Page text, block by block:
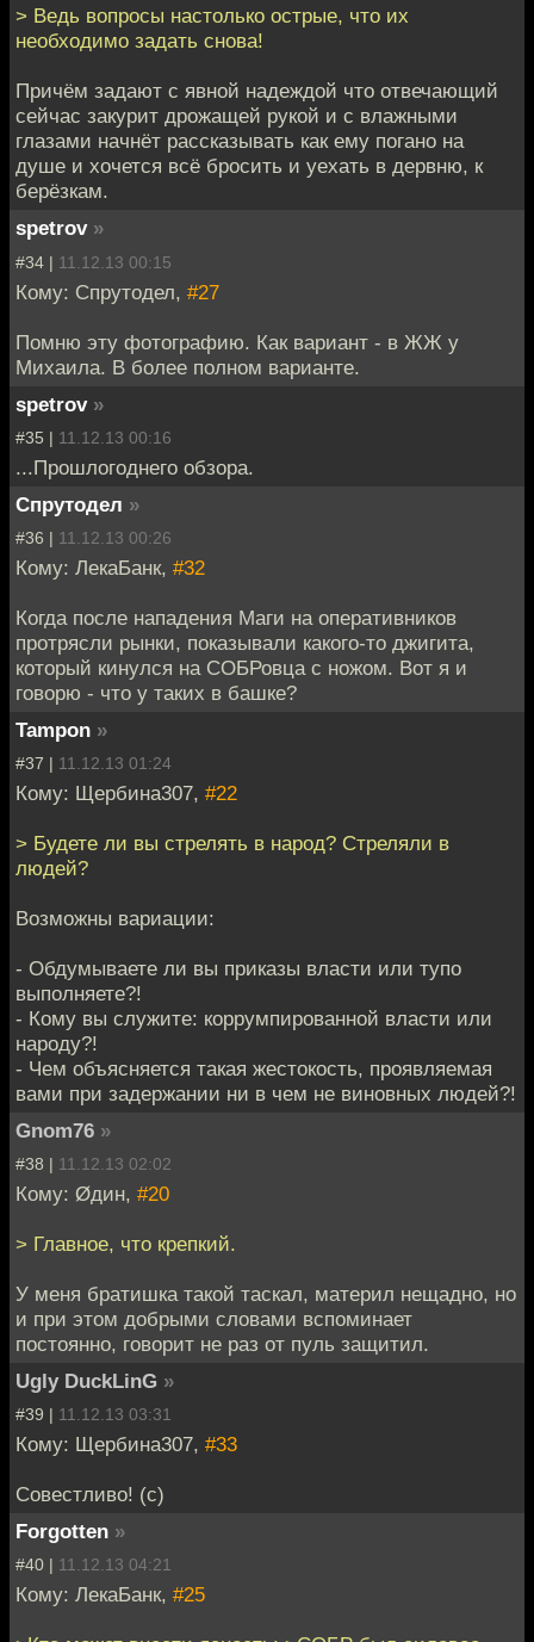
> Ведь вопросы настолько острые, что их
необходимо задать снова!
Причём задают с явной надеждой что отвечающий
сейчас закурит дрожащей рукой и с влажными
глазами начнёт рассказывать как ему погано на
душе и хочется всё бросить и уехать в дервню, к
берёзкам.
spetrov »
#34 | 11.12.13 00:15
Кому: Спрутодел, #27
Помню эту фотографию. Как вариант - в ЖЖ у
Михаила. В более полном варианте.
spetrov »
#35 | 11.12.13 00:16
...Прошлогоднего обзора.
Спрутодел »
#36 | 11.12.13 00:26
Кому: ЛекаБанк, #32
Когда после нападения Маги на оперативников
протрясли рынки, показывали какого-то джигита,
который кинулся на СОБРовца с ножом. Вот я и
говорю - что у таких в башке?
Tampon »
#37 | 11.12.13 01:24
Кому: Щербина307, #22
> Будете ли вы стрелять в народ? Стреляли в
людей?
Возможны вариации:
- Обдумываете ли вы приказы власти или тупо
выполняете?!
- Кому вы служите: коррумпированной власти или
народу?!
- Чем объясняется такая жестокость, проявляемая
вами при задержании ни в чем не виновных людей?!
Gnom76 »
#38 | 11.12.13 02:02
Кому: Øдин, #20
> Главное, что крепкий.
У меня братишка такой таскал, материл нещадно, но
и при этом добрыми словами вспоминает
постоянно, говорит не раз от пуль защитил.
Ugly DuckLinG »
#39 | 11.12.13 03:31
Кому: Щербина307, #33
Совестливо! (с)
Forgotten »
#40 | 11.12.13 04:21
Кому: ЛекаБанк, #25